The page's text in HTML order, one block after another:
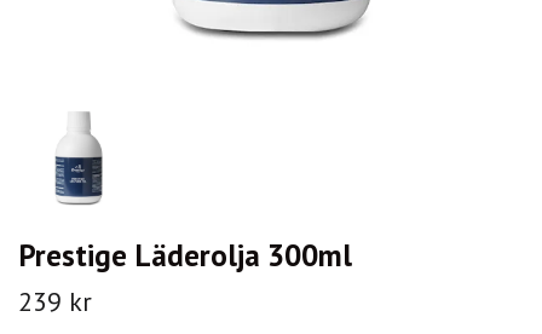
Prestige Läderolja 300ml
239 kr